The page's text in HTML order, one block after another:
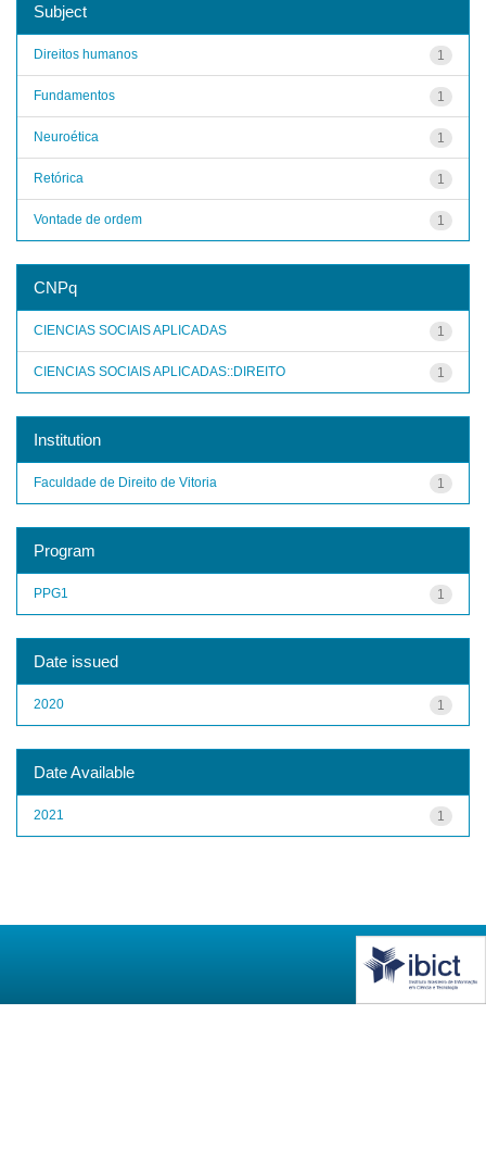
Subject
1
Direitos humanos
1
Fundamentos
1
Neuroética
1
Retórica
1
Vontade de ordem
CNPq
1
CIENCIAS SOCIAIS APLICADAS
1
CIENCIAS SOCIAIS APLICADAS::DIREITO
Institution
1
Faculdade de Direito de Vitoria
Program
1
PPG1
Date issued
1
2020
Date Available
1
2021